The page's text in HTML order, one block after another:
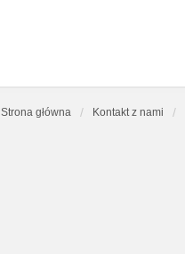
Strona główna Kontakt z nami